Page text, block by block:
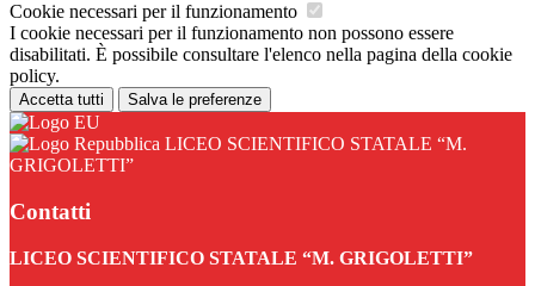
Cookie necessari per il funzionamento
I cookie necessari per il funzionamento non possono essere
disabilitati. È possibile consultare l'elenco nella pagina della cookie
policy.
Accetta tutti Salva le preferenze
LICEO SCIENTIFICO STATALE “M.
GRIGOLETTI”
Contatti
LICEO SCIENTIFICO STATALE “M. GRIGOLETTI”